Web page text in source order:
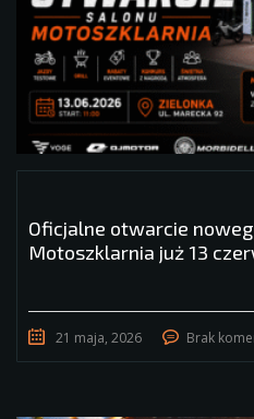
Oficjalne otwarcie
Motoszklarnia już 13
21 maja, 2026 Brak